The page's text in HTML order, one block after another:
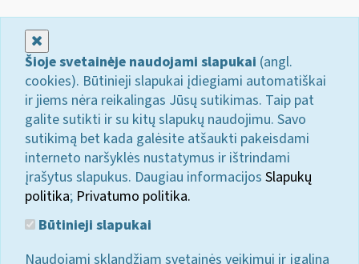
Šioje svetainėje naudojami slapukai (angl.
cookies). Būtinieji slapukai įdiegiami automatiškai
ir jiems nėra reikalingas Jūsų sutikimas. Taip pat
galite sutikti ir su kitų slapukų naudojimu. Savo
sutikimą bet kada galėsite atšaukti pakeisdami
interneto naršyklės nustatymus ir ištrindami
įrašytus slapukus. Daugiau informacijos Slapukų
politika; Privatumo politika.
Būtinieji slapukai
Naudojami sklandžiam svetainės veikimui ir įgalina